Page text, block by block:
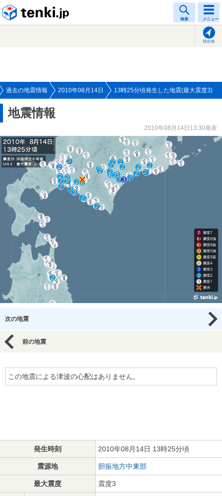
検索 メニュー
現在地
過去の地震情報 2010年08月14日 13時25分頃発生した地震(最大震度3)
地震情報
2010年08月14日13:30発表
次の地震
前の地震
この地震による津波の心配はありません。
発生時刻 2010年08月14日 13時25分頃
震源地 胆振地方中東部
最大震度 震度3